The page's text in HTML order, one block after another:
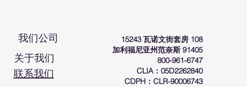
我们公司
关于我们
联系我们
15243 瓦诺文街套房 108
加利福尼亚州范奈斯 91405
800-961-6747
CLIA：05D2262840
CDPH：CLR-90006743